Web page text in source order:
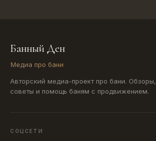
Банный Ден
Медиа про бани
Авторский медиа-проект про бани. Обзоры,
советы и помощь баням с продвижением.
СОЦСЕТИ